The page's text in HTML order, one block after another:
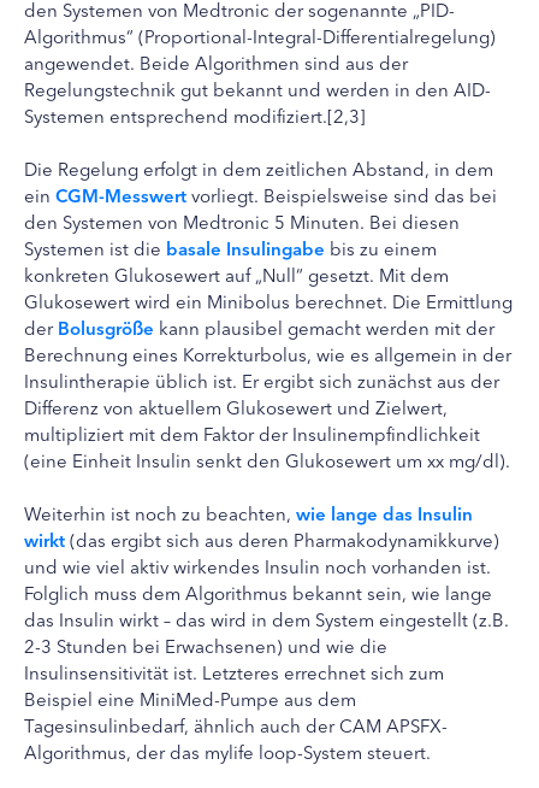
den Systemen von Medtronic der sogenannte „PID-
Algorithmus“ (Proportional-Integral-Differentialregelung)
angewendet. Beide Algorithmen sind aus der
Regelungstechnik gut bekannt und werden in den AID-
Systemen entsprechend modifiziert.[2,3]
Die Regelung erfolgt in dem zeitlichen Abstand, in dem
ein CGM-Messwertvorliegt. Beispielsweise sind das bei
den Systemen von Medtronic 5 Minuten. Bei diesen
Systemen ist die basale Insulingabe bis zu einem
konkreten Glukosewert auf „Null“ gesetzt. Mit dem
Glukosewert wird ein Minibolus berechnet. Die Ermittlung
derBolusgröße kann plausibel gemacht werden mit der
Berechnung eines Korrekturbolus, wie es allgemein in der
Insulintherapie üblich ist. Er ergibt sich zunächst aus der
Differenz von aktuellem Glukosewert und Zielwert,
multipliziert mit dem Faktor der Insulinempfindlichkeit
(eine Einheit Insulin senkt den Glukosewert um xx mg/dl).
Weiterhin ist noch zu beachten, wie lange das Insulin
wirkt(das ergibt sich aus deren Pharmakodynamikkurve)
und wie viel aktiv wirkendes Insulin noch vorhanden ist.
Folglich muss dem Algorithmus bekannt sein, wie lange
das Insulin wirkt – das wird in dem System eingestellt (z.B.
2-3 Stunden bei Erwachsenen) und wie die
Insulinsensitivität ist. Letzteres errechnet sich zum
Beispiel eine MiniMed-Pumpe aus dem
Tagesinsulinbedarf, ähnlich auch der CAM APSFX-
Algorithmus, der das mylife loop-System steuert.